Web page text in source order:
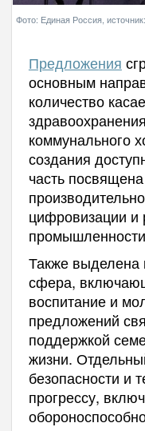
Фото: Единая Россия,
Предложения
основным
количество
коммунального
создания
часть
цифровизации и
Также выделена
сфера,
воспитание и
предложений
поддержкой
жизни.
безопасности и
прогрессу,